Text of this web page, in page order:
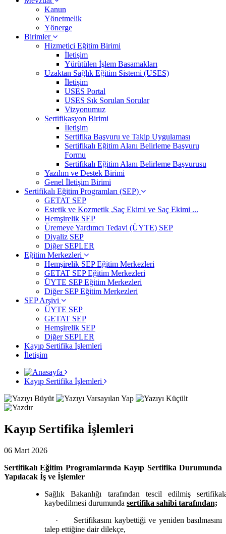
Kanun
Yönetmelik
Yönerge
Birimler
Hizmetiçi Eğitim Birimi
İletişim
Yürütülen İşlem Basamakları
Uzaktan Sağlık Eğitim Sistemi (USES)
İletişim
USES Portal
USES Sık Sorulan Sorular
Vizyonumuz
Sertifikasyon Birimi
İletişim
Sertifika Başvuru ve Takip Uygulaması
Sertifikalı Eğitim Alanı Belirleme Başvuru
Formu
Sertifikalı Eğitim Alanı Belirleme Başvurusu
Yazılım ve Destek Birimi
Genel İletişim Birimi
Sertifikalı Eğitim Programları (SEP)
GETAT SEP
Estetik ve Kozmetik ,Saç Ekimi ve Saç Ekimi ...
Hemşirelik SEP
Üremeye Yardımcı Tedavi (ÜYTE) SEP
Diyaliz SEP
Diğer SEPLER
Eğitim Merkezleri
Hemşirelik SEP Eğitim Merkezleri
GETAT SEP Eğitim Merkezleri
ÜYTE SEP Eğitim Merkezleri
Diğer SEP Eğitim Merkezleri
SEP Arşivi
ÜYTE SEP
GETAT SEP
Hemşirelik SEP
Diğer SEPLER
Kayıp Sertifika İşlemleri
İletişim
Kayıp Sertifika İşlemleri
Kayıp Sertifika İşlemleri
06 Mart 2026
Sertifikalı Eğitim Programlarında Kayıp Sertifika Durumunda
Yapılacak İş ve İşlemler
Sağlık Bakanlığı tarafından tescil edilmiş
kaybedilmesi durumunda sertifika sahibi tarafından;
·
Sertifikasını kaybettiği ve yeniden basılmasını
talep ettiğine dair dilekçe,